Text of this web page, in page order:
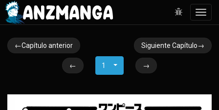
←Capítulo anterior Siguiente Capítulo→
← 1 →